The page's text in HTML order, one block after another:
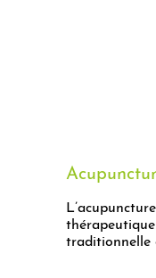
traditionnelle